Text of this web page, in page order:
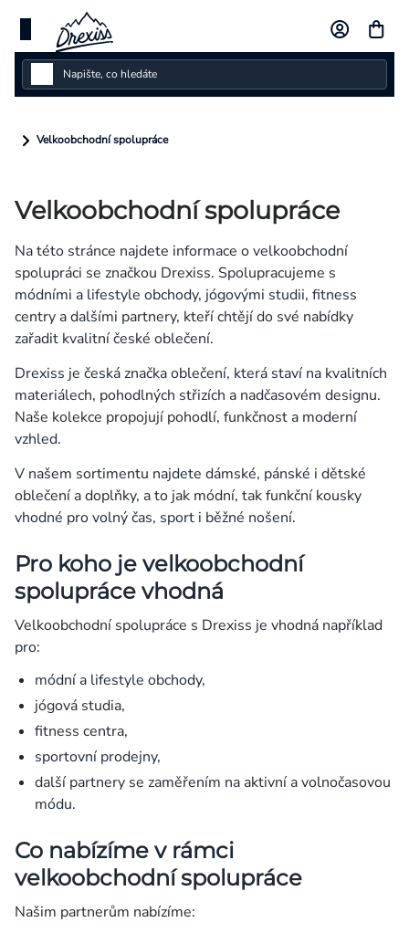
obsah
Pánské
Kolekce
Dárkové poukazy
Vlastní design
Měna
(CZK)
Přihlášení
Velkoobchodní spolupráce
Velkoobchodní spolupráce
Na této stránce najdete informace o velkoobchodní
spolupráci se značkou Drexiss. Spolupracujeme s
módními a lifestyle obchody, jógovými studii, fitness
centry a dalšími partnery, kteří chtějí do své nabídky
zařadit kvalitní české oblečení.
Drexiss je česká značka oblečení, která staví na kvalitních
materiálech, pohodlných střizích a nadčasovém designu.
Naše kolekce propojují pohodlí, funkčnost a moderní
vzhled.
V našem sortimentu najdete dámské, pánské i dětské
oblečení a doplňky, a to jak módní, tak funkční kousky
vhodné pro volný čas, sport i běžné nošení.
Pro koho je velkoobchodní
spolupráce vhodná
Velkoobchodní spolupráce s Drexiss je vhodná například
pro:
módní a lifestyle obchody,
jógová studia,
fitness centra,
sportovní prodejny,
další partnery se zaměřením na aktivní a volnočasovou
módu.
Co nabízíme v rámci
velkoobchodní spolupráce
Našim partnerům nabízíme: